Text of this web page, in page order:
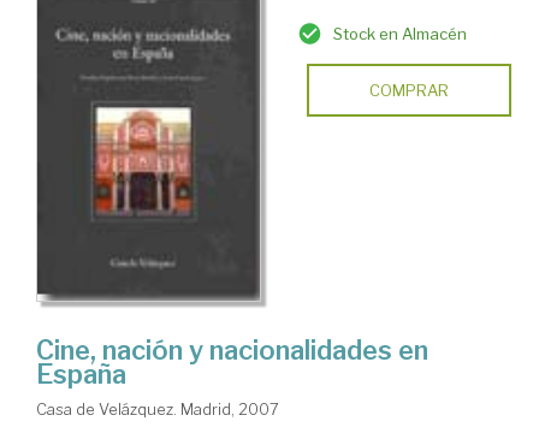
Stock en Almacén
COMPRAR
Cine, nación y nacionalidades en
España
Casa de Velázquez. Madrid, 2007